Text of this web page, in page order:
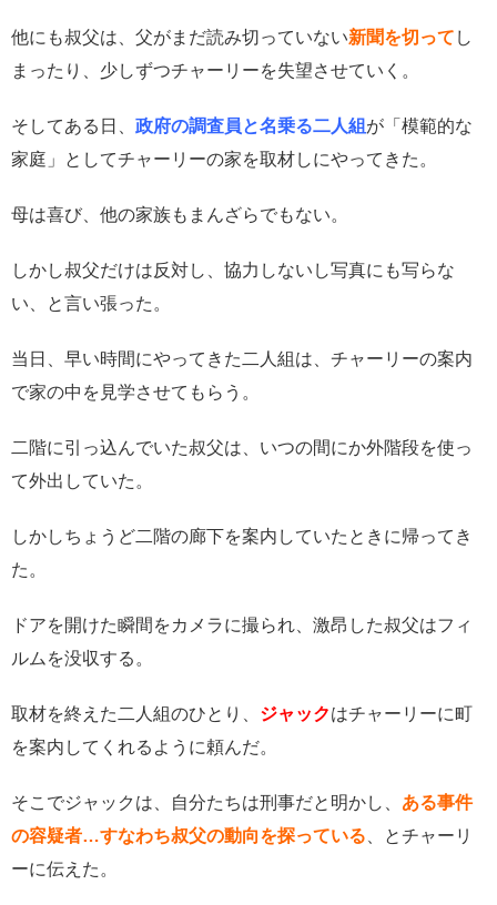
他にも叔父は、父がまだ読み切っていない新聞を切って し
まったり、少しずつチャーリーを失望させていく。
そしてある日、 政府の調査員と名乗る二人組 が「模範的な
家庭」としてチャーリーの家を取材しにやってきた。
母は喜び、他の家族もまんざらでもない。
しかし叔父だけは反対し、協力しないし写真にも写らな
い、と言い張った。
当日、早い時間にやってきた二人組は、チャーリーの案内
で家の中を見学させてもらう。
二階に引っ込んでいた叔父は、いつの間にか外階段を使っ
て外出していた。
しかしちょうど二階の廊下を案内していたときに帰ってき
た。
ドアを開けた瞬間をカメラに撮られ、激昂した叔父はフィ
ルムを没収する。
取材を終えた二人組のひとり、 ジャックはチャーリーに町
を案内してくれるように頼んだ。
そこでジャックは、自分たちは刑事だと明かし、 ある事件
の容疑者…すなわち叔父の動向を探っている 、とチャーリ
ーに伝えた。